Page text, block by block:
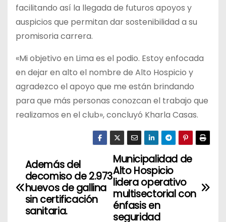
facilitando así la llegada de futuros apoyos y
auspicios que permitan dar sostenibilidad a su
promisoria carrera.
«Mi objetivo en Lima es el podio. Estoy enfocada
en dejar en alto el nombre de Alto Hospicio y
agradezco el apoyo que me están brindando
para que más personas conozcan el trabajo que
realizamos en el club», concluyó Kharla Casas.
N
a
Municipalidad de
Alto Hospicio
lidera operativo
multisectorial con
énfasis en
seguridad
Además del
decomiso de 2.973
huevos de gallina
sin certificación
sanitaria.